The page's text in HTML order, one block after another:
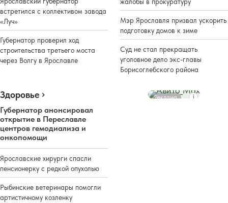
встретился с коллективом завода
«Луч»
Губернатор проверил ход
строительства третьего моста
через Волгу в Ярославле
Мэр Ярославля призвал ускорить
подготовку домов к зиме
Суд не стал прекращать
уголовное дело экс-главы
Борисоглебского района
Здоровье
Губернатор анонсировал
открытие в Переславле
центров гемодиализа и
онкопомощи
Ярославские хирурги спасли
пенсионерку с редкой опухолью
Рыбинские ветеринары помогли
артистичному козленку
Реклама